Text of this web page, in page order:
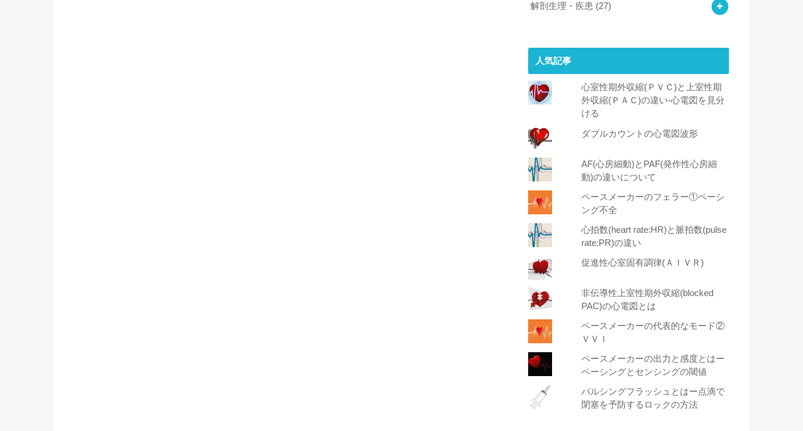
解剖生理・疾患 (27)
人気記事
心室性期外収縮(ＰＶＣ)と上室性期
外収縮(ＰＡＣ)の違い-心電図を見分
ける
ダブルカウントの心電図波形
AF(心房細動)とPAF(発作性心房細
動)の違いについて
ペースメーカーのフェラー①ペーシ
ング不全
心拍数(heart rate:HR)と脈拍数(pulse
rate:PR)の違い
促進性心室固有調律(ＡＩＶＲ)
非伝導性上室性期外収縮(blocked
PAC)の心電図とは
ペースメーカーの代表的なモード②
ＶＶＩ
ペースメーカーの出力と感度とはー
ペーシングとセンシングの閾値
パルシングフラッシュとはー点滴で
閉塞を予防するロックの方法